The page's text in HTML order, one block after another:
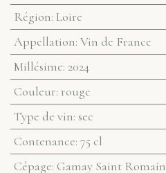
Région: Loire
Appellation: Vin de France
Millésime: 2024
Couleur: rouge
Type de vin: sec
Contenance: 75 cl
Cépage: Gamay Saint Romain